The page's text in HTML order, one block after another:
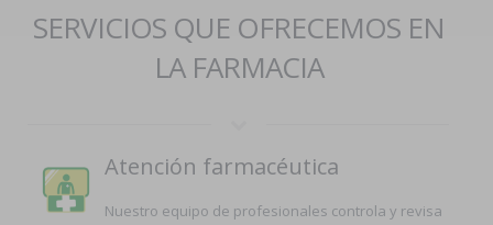
SERVICIOS QUE OFRECEMOS EN
LA FARMACIA
Atención farmacéutica
Nuestro equipo de profesionales controla y revisa